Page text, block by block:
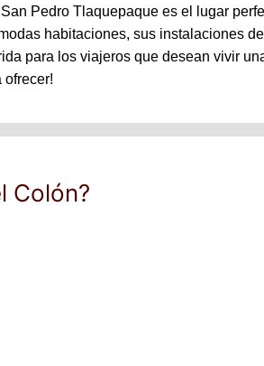
Pedro Tlaquepaque es el lugar
habitaciones, sus instalaciones
para los viajeros que desean vivir
ofrecer!
Colón?